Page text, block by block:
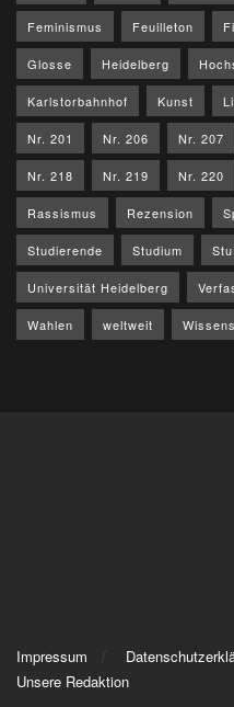
Feminismus Feuilleton
Glosse Heidelberg
Karlstorbahnhof Kunst
Nr. 201 Nr. 206 Nr. 207
Nr. 218 Nr. 219 Nr. 220
Rassismus Rezension
Studierende Studium
Universität Heidelberg
Wahlen weltweit
Impressum
Unsere Redaktion